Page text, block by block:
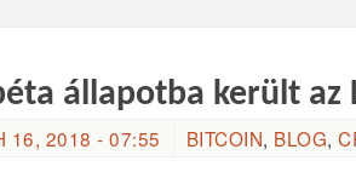
állapotba került az
16, 2018 - 07:55 BITCOIN, BLOG,